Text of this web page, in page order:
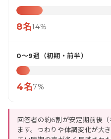
8名14%
0〜9週（初期・前半）
4名7%
回答者の約6割が安定期前後
ます。つわりや体調変化が大